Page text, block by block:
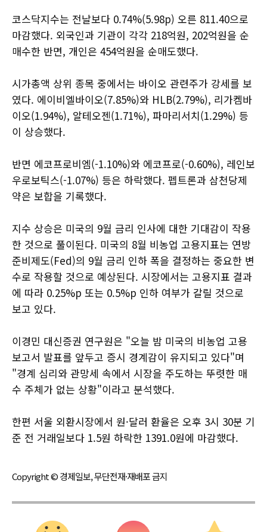
코스닥지수는 전날보다 0.74%(5.98p) 오른 811.40으로
마감했다. 외국인과 기관이 각각 218억원, 202억원을 순
매수한 반면, 개인은 454억원을 순매도했다.
시가총액 상위 종목 중에서는 바이오 관련주가 강세를 보
였다. 에이비엘바이오(7.85%)와 HLB(2.79%), 리가켐바
이오(1.94%), 알테오젠(1.71%), 파마리서치(1.29%) 등
이 상승했다.
반면 에코프로비엠(-1.10%)와 에코프로(-0.60%), 레인보
우로보틱스(-1.07%) 등은 하락했다. 펩트론과 삼천당제
약은 보합을 기록했다.
지수 상승은 미국의 9월 금리 인사에 대한 기대감이 작용
한 것으로 풀이된다. 미국의 8월 비농업 고용지표는 연방
준비제도(Fed)의 9월 금리 인하 폭을 결정하는 중요한 변
수로 작용할 것으로 예상된다. 시장에서는 고용지표 결과
에 따라 0.25%p 또는 0.5%p 인하 여부가 갈릴 것으로
보고 있다.
이경민 대신증권 연구원은 "오늘 밤 미국의 비농업 고용
보고서 발표를 앞두고 증시 경계감이 유지되고 있다"며
"경계 심리와 관망세 속에서 시장을 주도하는 뚜렷한 매
수 주체가 없는 상황"이라고 분석했다.
한편 서울 외환시장에서 원·달러 환율은 오후 3시 30분 기
준 전 거래일보다 1.5원 하락한 1391.0원에 마감했다.
Copyright © 경제일보, 무단전재·재배포 금지